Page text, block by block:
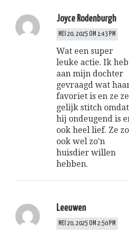
Joyce Rodenburgh
MEI 20, 2025 OM 1:43 PM
Wat een super
leuke actie. Ik heb
aan mijn dochter
gevraagd wat
favoriet is en ze
gelijk stitch omdat
hij ondeugend is
ook heel lief. Ze
ook wel zo’n
huisdier willen
hebben.
Leeuwen
MEI 20, 2025 OM 2:50 PM